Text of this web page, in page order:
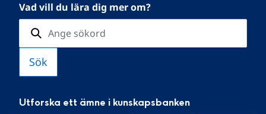
Vad vill du lära dig mer om?
Utforska ett ämne i kunskapsbanken